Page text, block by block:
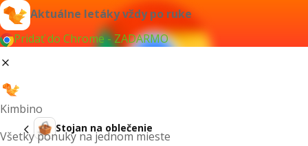
Aktuálne letáky vždy po ruke
Pridať do Chrome - ZADARMO
Kimbino
Všetky ponuky na jednom mieste
Stojan na oblečenie